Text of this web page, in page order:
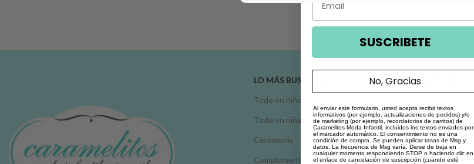
LO MÁS BUSCADO
Todo en niño
Todo en niña
Ceremonia
Complementos
MÁS INFORMACIÓN
Conoce Caramelitos
Condiciones de venta
Política de privacidad
SUSCRIBETE
No, Gracias
Al enviar este formulario, usted acepta recibir textos
informativos (por ejemplo, actualizaciones de pedidos) y/o
de marketing (por ejemplo, recordatorios de carritos) de
Caramelitos Moda Infantil, incluidos los textos enviados por
el marcador automático. El consentimiento no es una
condición de compra. Se pueden aplicar tasas de Msg y
datos. La frecuencia de Msg varía. Darse de baja en
cualquier momento respondiendo STOP o haciendo clic en
el enlace de cancelación de suscripción (cuando esté